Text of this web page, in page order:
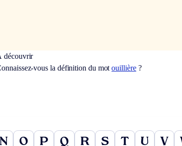
découvrir
vous la définition du motouillière?
N O P Q R S T U V